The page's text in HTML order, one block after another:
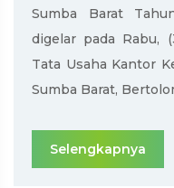
Sumba Barat
digelar pada Rabu,
Tata Usaha Kantor
Sumba Barat,
Selengkapnya